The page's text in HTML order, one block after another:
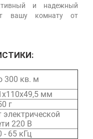
и надежный
вашу комнату от
300 кв. м
мм
г
электрической
220 В
- 65 кГц